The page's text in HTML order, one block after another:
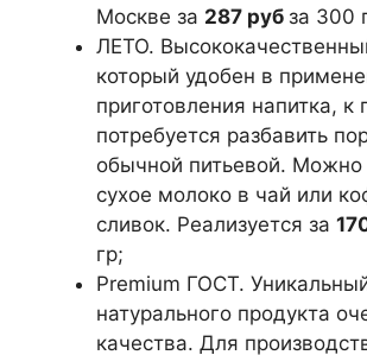
Москве за 287 руб за 300
ЛЕТО.
который удобен в
приготовления напитка, к
потребуется разбавить
обычной питьевой. Можно
сухое молоко в чай или
сливок. Реализуется за
гр;
Premium ГОСТ.
натурального продукта
качества. Для